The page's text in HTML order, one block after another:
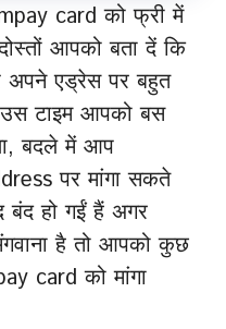
card को फ्री में
आपको बता दें कि
एड्रेस पर बहुत
टाइम आपको बस
बदले में आप
पर मांगा सकते
बंद हो गईं हैं अगर
है तो आपको कुछ
card को मांगा